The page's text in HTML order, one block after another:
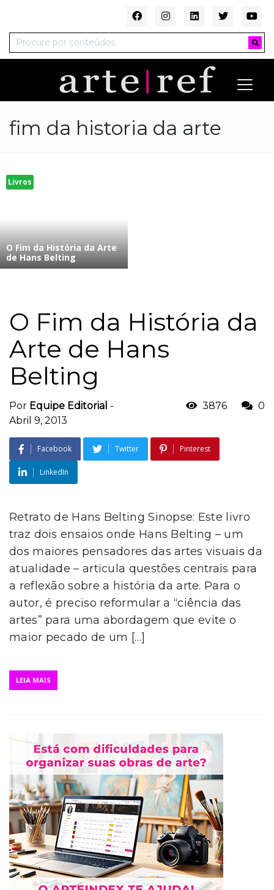
fim da historia da arte
Livros
O Fim da História da Arte
de Hans Belting
O Fim da História da
Arte de Hans
Belting
Por Equipe Editorial -
Abril 9, 2013
3876 0
Facebook Twitter Pinterest
LinkedIn
Retrato de Hans Belting Sinopse: Este livro
traz dois ensaios onde Hans Belting – um
dos maiores pensadores das artes visuais da
atualidade – articula questões centrais para
a reflexão sobre a história da arte. Para o
autor, é preciso reformular a “ciência das
artes” para uma abordagem que evite o
maior pecado de um […]
LEIA MAIS